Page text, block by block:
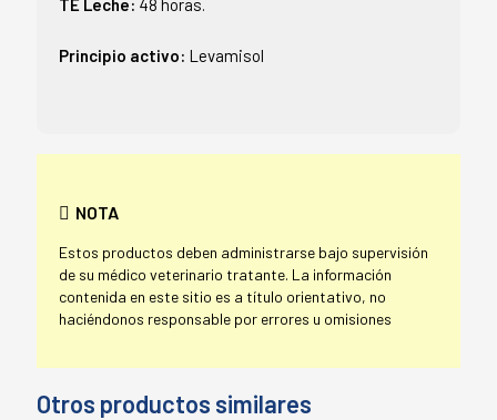
TE Leche: 48 horas.
Principio activo: Levamisol
NOTA
Estos productos deben administrarse bajo supervisión
de su médico veterinario tratante. La información
contenida en este sitio es a título orientativo, no
haciéndonos responsable por errores u omisiones
Otros productos similares